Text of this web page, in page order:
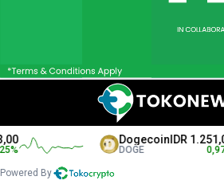
DogecoinIDR 1.251,00
DOGE 0,97%
Powered By